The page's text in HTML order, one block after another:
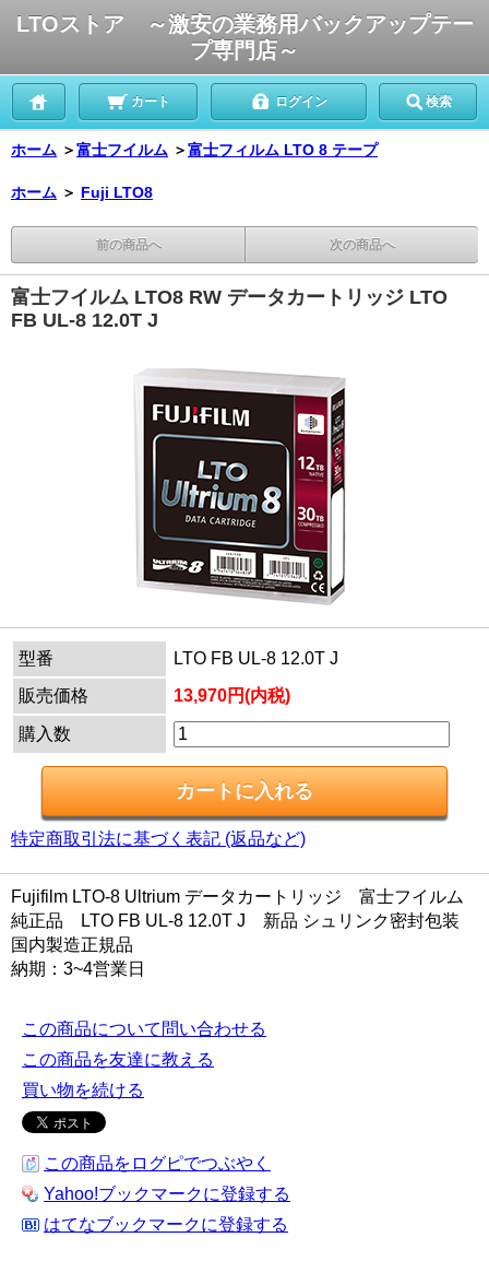
LTOストア ～激安の業務用バックアップテー
プ専門店～
カート ログイン 検索
ホーム ＞富士フイルム ＞富士フィルム LTO 8 テープ
ホーム ＞ Fuji LTO8
前の商品へ 次の商品へ
富士フイルム LTO8 RW データカートリッジ LTO
FB UL-8 12.0T J
型番
LTO FB UL-8 12.0T J
販売価格
13,970円(内税)
購入数
特定商取引法に基づく表記 (返品など)
Fujifilm LTO-8 Ultrium データカートリッジ 富士フイルム
純正品 LTO FB UL-8 12.0T J 新品 シュリンク密封包装
国内製造正規品
納期：3~4営業日
この商品について問い合わせる
この商品を友達に教える
買い物を続ける
この商品をログピでつぶやく
Yahoo!ブックマークに登録する
はてなブックマークに登録する